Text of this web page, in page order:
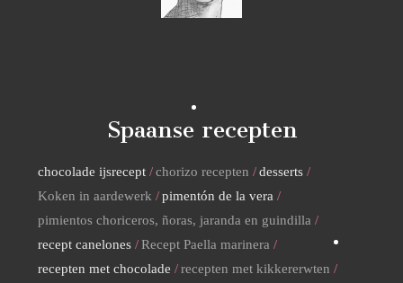
Spaanse recepten
chocolade ijsrecept chorizo recepten
desserts
Koken in aardewerk
pimentón de la vera
pimientos choriceros, ñoras, jaranda en guindilla
recept canelones
Recept Paella marinera
recepten met chocolade
recepten met kikkererwten